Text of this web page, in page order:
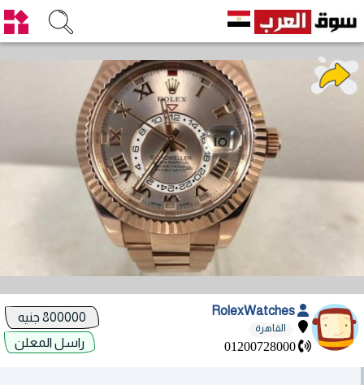
القاهرة
01200728000
راسل المعلن